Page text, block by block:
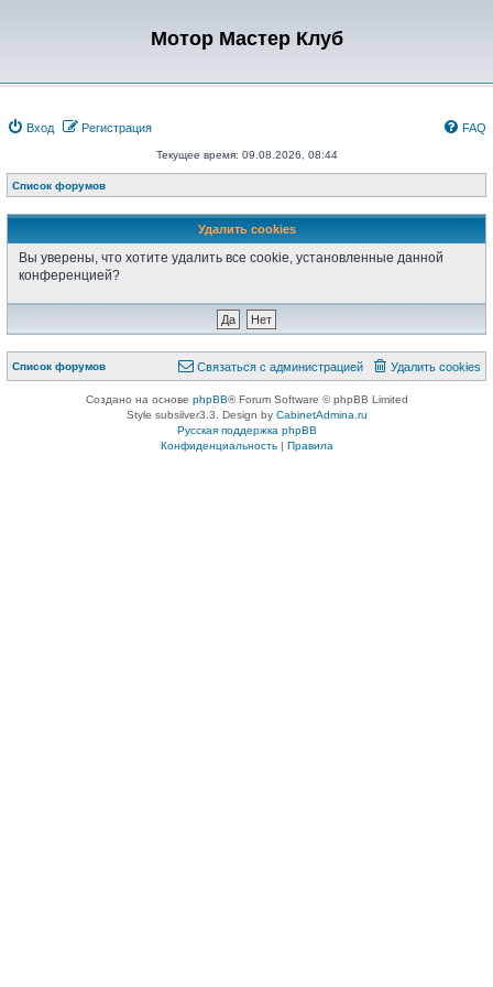
Мотор Мастер Клуб
Вход Регистрация FAQ
Текущее время: 09.08.2026, 08:44
Список форумов
Удалить cookies
Вы уверены, что хотите удалить все cookie, установленные данной
конференцией?
Список форумов Удалить cookies
Связаться с администрацией
Создано на основе phpBB® Forum Software © phpBB Limited
Style subsilver3.3. Design by CabinetAdmina.ru
Русская поддержка phpBB
Конфиденциальность| Правила